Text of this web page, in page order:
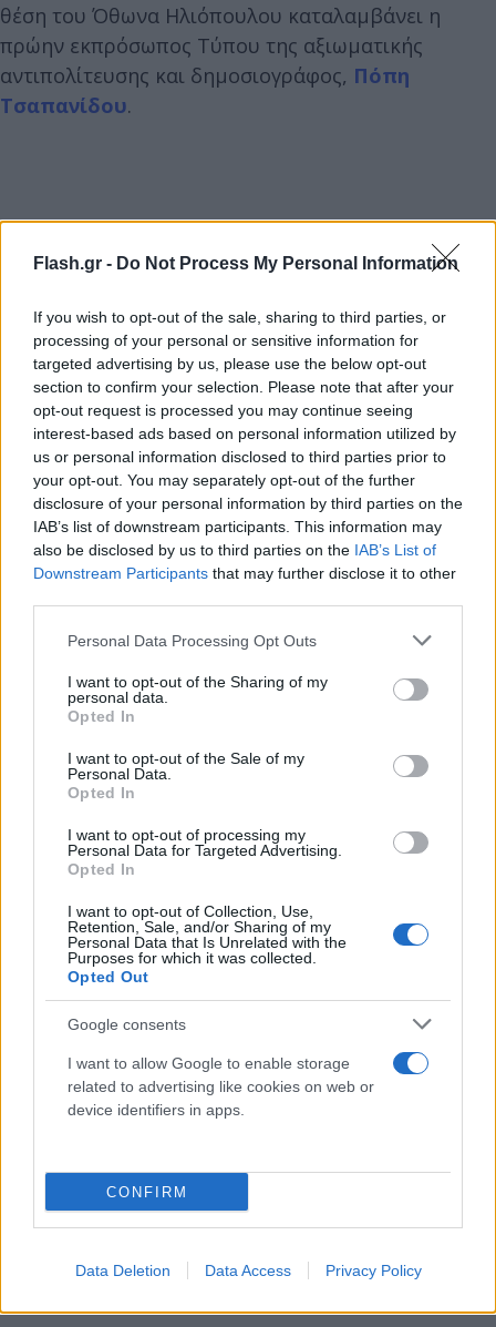
Flash.gr - Do Not Process My Personal Information
If you wish to opt-out of the sale, sharing to third parties, or
processing of your personal or sensitive information for
targeted advertising by us, please use the below opt-out
section to confirm your selection. Please note that after your
opt-out request is processed you may continue seeing
interest-based ads based on personal information utilized by
us or personal information disclosed to third parties prior to
your opt-out. You may separately opt-out of the further
disclosure of your personal information by third parties on the
IAB’s list of downstream participants. This information may
also be disclosed by us to third parties on the IAB’s List of
Downstream Participants that may further disclose it to other
Please note that this website/app uses one or more Google
not limited to your visit or usage behaviour. You may click to
grant or deny consent to Google and its third-party tags to
use your data for below specified purposes in below Google
consent section.
Personal Data Processing Opt Outs
I want to opt-out of the Sharing of my
personal data.
Opted In
I want to opt-out of the Sale of my
Personal Data.
Opted In
I want to opt-out of processing my
Personal Data for Targeted Advertising.
Opted In
I want to opt-out of Collection, Use,
Retention, Sale, and/or Sharing of my
Personal Data that Is Unrelated with the
Purposes for which it was collected.
Opted Out
Google consents
I want to allow Google to enable storage
related to advertising like cookies on web or
device identifiers in apps.
CONFIRM
Data Deletion Data Access Privacy Policy
θέση του Όθωνα Ηλιόπουλου καταλαμβάνει η
πρώην εκπρόσωπος Τύπου της αξιωματικής
αντιπολίτευσης και δημοσιογράφος, Πόπη
Τσαπανίδου.
Υπενθυμίζεται ότι η Ζωρζέττα Λάλη δεν αποτελεί
πλέον μέλος του ΣΥΡΙΖΑ καθώς έχει παραιτηθεί και
προσχωρήσει στους κόλπους της Νέας Αριστεράς.
Όλα τα υποψήφια ονόματα του ψηφοδελτίου
Επικρατείας του ΣΥΡΙΖΑ
Όθωνας Ηλιόπουλος (εκλεγμένος)
Έλενα Ακρίτα (εκλεγμένη)
(εκλεγμένος)
Πόπη Τσαπανίδου
Μιχάλης Καλογήρου